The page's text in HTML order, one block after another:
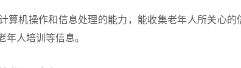
机操作和信息处理的能力，能收集老年人所关心的
年人培训等信息。